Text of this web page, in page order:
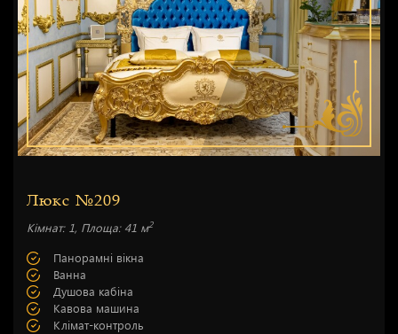
Люкс №209
Кімнат: 1, Площа: 41 м2
Панорамні вікна
Ванна
Душова кабіна
Кавова машина
Клімат-контроль